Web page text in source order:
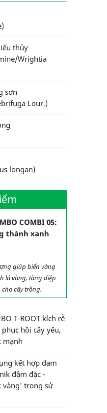
thủy
Wrightia
sơn
Lour.)
longan)
COMBI 05:
thành xanh
giúp biến vàng
lá vàng, tăng diệp
cây trồng.
T-ROOT kích rễ
hồi cây yếu,
mạnh
kết hợp đạm
đậm đặc -
vàng' trong sử